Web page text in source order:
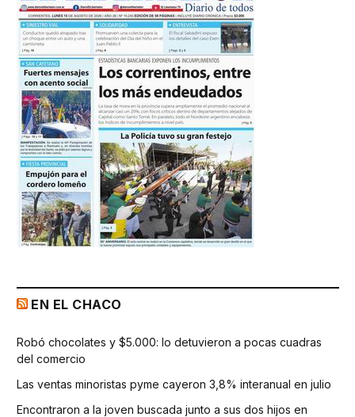
EN EL CHACO
Robó chocolates y $5.000: lo detuvieron a pocas cuadras
del comercio
Las ventas minoristas pyme cayeron 3,8% interanual en julio
Encontraron a la joven buscada junto a sus dos hijos en